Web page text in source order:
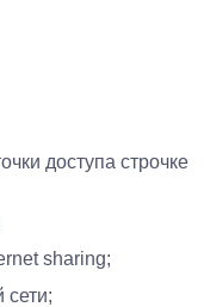
доступа строчке
sharing;
сети;